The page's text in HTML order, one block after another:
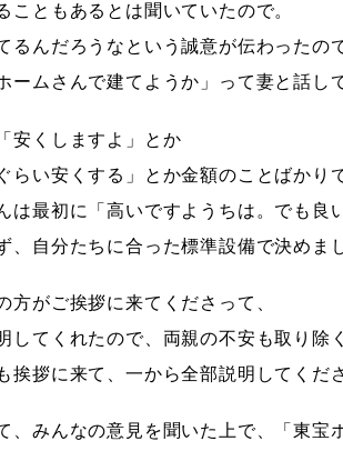
こともあるとは聞いていたので。
るんだろうなという誠意が伝わったの
ームさんで建てようか」って妻と話し
安くしますよ」とか
らい安くする」とか金額のことばかり
は最初に「高いですようちは。でも良
、自分たちに合った標準設備で決めま
方がご挨拶に来てくださって、
してくれたので、両親の不安も取り除
挨拶に来て、一から全部説明してくだ
、みんなの意見を聞いた上で、「東宝